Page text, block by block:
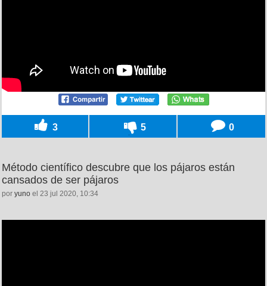
3 5 0
Método científico descubre que los pájaros están
cansados de ser pájaros
por yuno el 23 jul 2020, 10:34